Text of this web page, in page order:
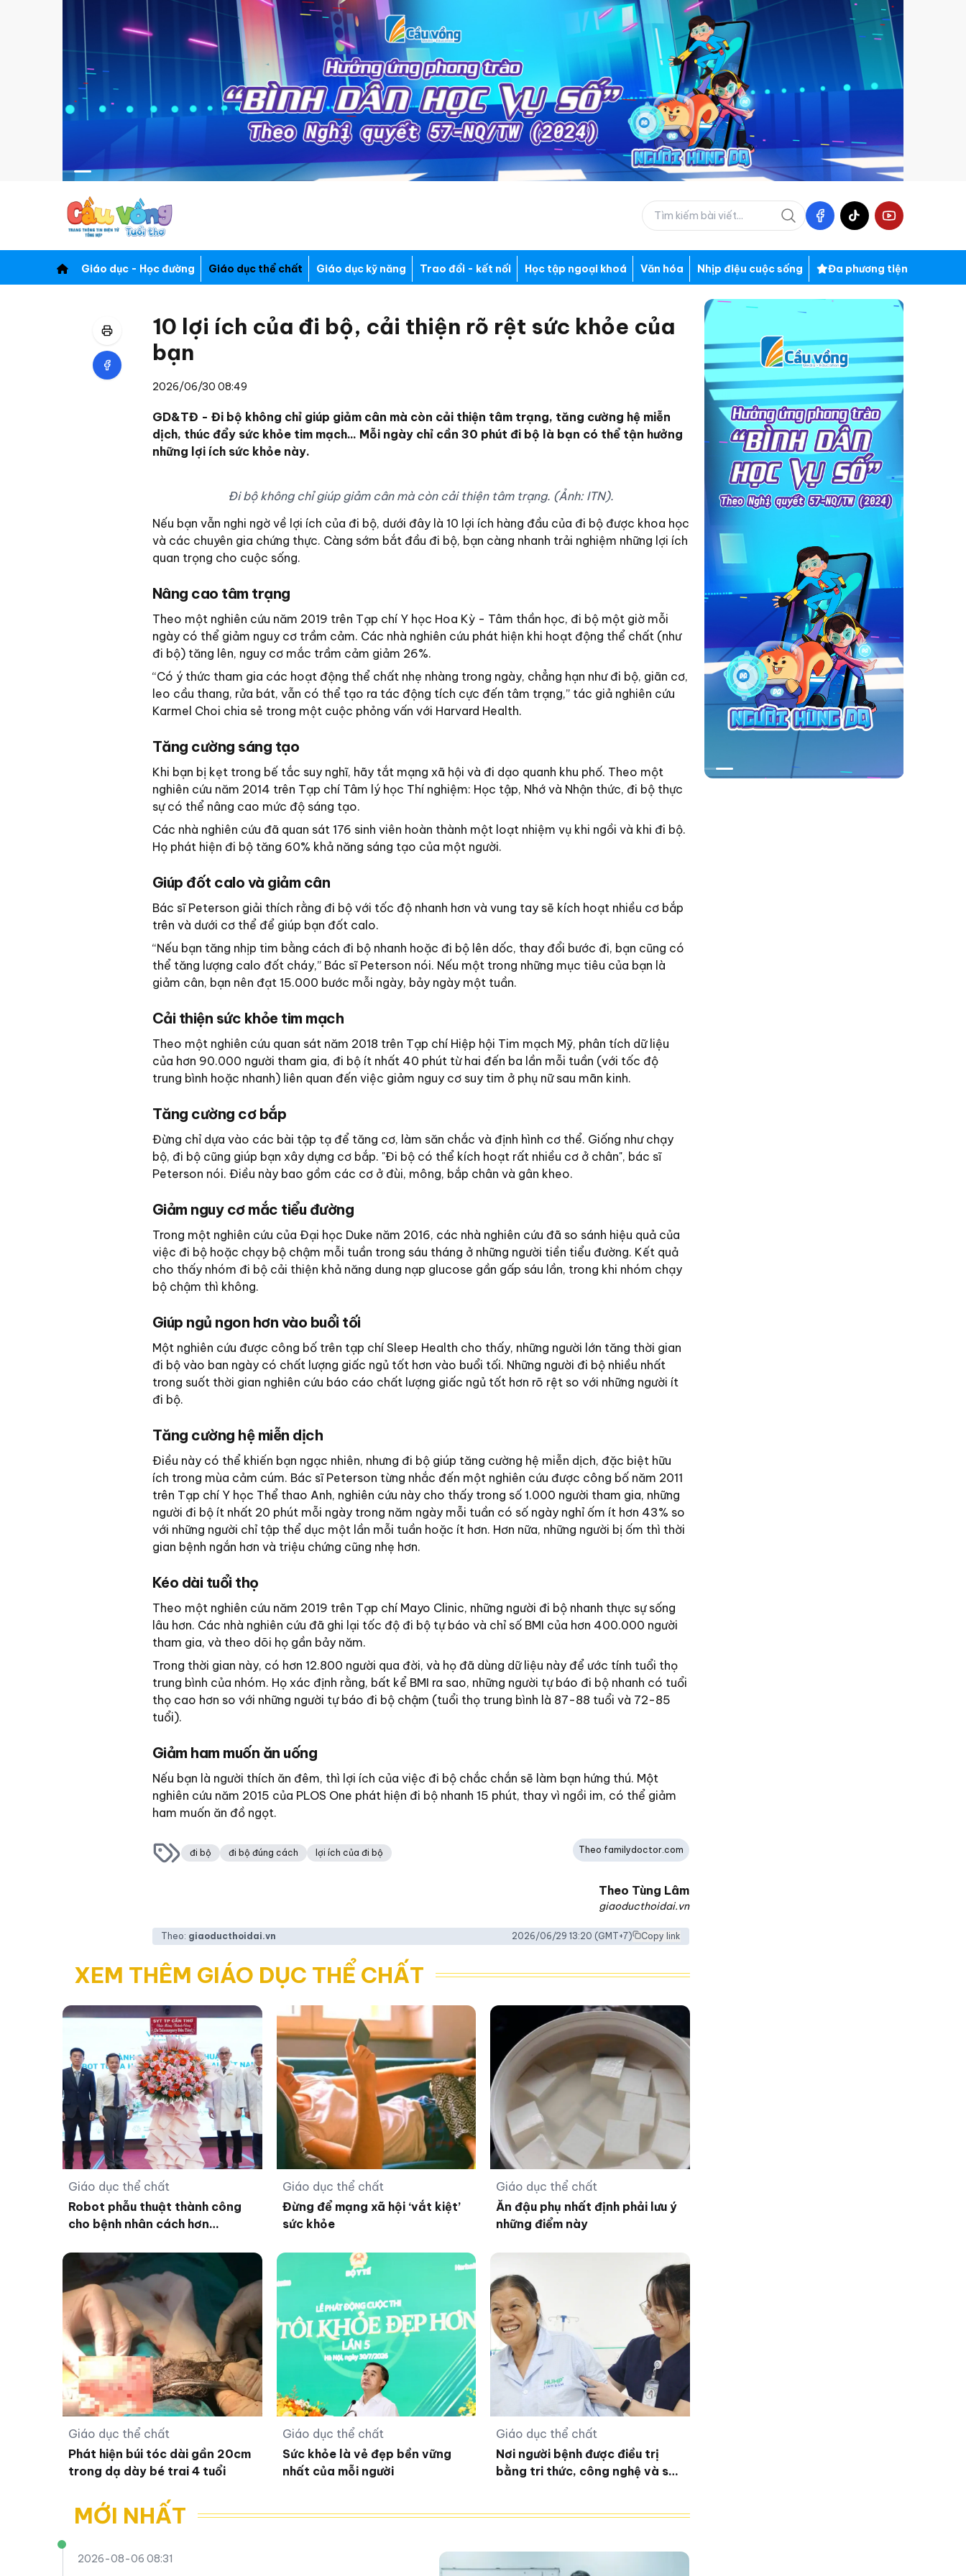
Giáo dục - Học đường Giáo dục thể chất Giáo dục kỹ năng Trao đổi - kết nối Học tập ngoại khoá Văn hóa Nhịp điệu cuộc sống Đa phương tiện
10 lợi ích của đi bộ, cải thiện rõ rệt sức khỏe của
bạn
2026/06/30 08:49
GD&TĐ - Đi bộ không chỉ giúp giảm cân mà còn cải thiện tâm trạng, tăng cường hệ miễn
dịch, thúc đẩy sức khỏe tim mạch... Mỗi ngày chỉ cần 30 phút đi bộ là bạn có thể tận hưởng
những lợi ích sức khỏe này.
Đi bộ không chỉ giúp giảm cân mà còn cải thiện tâm trạng. (Ảnh: ITN).
Nếu bạn vẫn nghi ngờ về lợi ích của đi bộ, dưới đây là 10 lợi ích hàng đầu của đi bộ được khoa học
và các chuyên gia chứng thực. Càng sớm bắt đầu đi bộ, bạn càng nhanh trải nghiệm những lợi ích
quan trọng cho cuộc sống.
Nâng cao tâm trạng
Theo một nghiên cứu năm 2019 trên Tạp chí Y học Hoa Kỳ - Tâm thần học, đi bộ một giờ mỗi
ngày có thể giảm nguy cơ trầm cảm. Các nhà nghiên cứu phát hiện khi hoạt động thể chất (như
đi bộ) tăng lên, nguy cơ mắc trầm cảm giảm 26%.
“Có ý thức tham gia các hoạt động thể chất nhẹ nhàng trong ngày, chẳng hạn như đi bộ, giãn cơ,
leo cầu thang, rửa bát, vẫn có thể tạo ra tác động tích cực đến tâm trạng,” tác giả nghiên cứu
Karmel Choi chia sẻ trong một cuộc phỏng vấn với Harvard Health.
Tăng cường sáng tạo
Khi bạn bị kẹt trong bế tắc suy nghĩ, hãy tắt mạng xã hội và đi dạo quanh khu phố. Theo một
nghiên cứu năm 2014 trên Tạp chí Tâm lý học Thí nghiệm: Học tập, Nhớ và Nhận thức, đi bộ thực
sự có thể nâng cao mức độ sáng tạo.
Các nhà nghiên cứu đã quan sát 176 sinh viên hoàn thành một loạt nhiệm vụ khi ngồi và khi đi bộ.
Họ phát hiện đi bộ tăng 60% khả năng sáng tạo của một người.
Giúp đốt calo và giảm cân
Bác sĩ Peterson giải thích rằng đi bộ với tốc độ nhanh hơn và vung tay sẽ kích hoạt nhiều cơ bắp
trên và dưới cơ thể để giúp bạn đốt calo.
“Nếu bạn tăng nhịp tim bằng cách đi bộ nhanh hoặc đi bộ lên dốc, thay đổi bước đi, bạn cũng có
thể tăng lượng calo đốt cháy,” Bác sĩ Peterson nói. Nếu một trong những mục tiêu của bạn là
giảm cân, bạn nên đạt 15.000 bước mỗi ngày, bảy ngày một tuần.
Cải thiện sức khỏe tim mạch
Theo một nghiên cứu quan sát năm 2018 trên Tạp chí Hiệp hội Tim mạch Mỹ, phân tích dữ liệu
của hơn 90.000 người tham gia, đi bộ ít nhất 40 phút từ hai đến ba lần mỗi tuần (với tốc độ
trung bình hoặc nhanh) liên quan đến việc giảm nguy cơ suy tim ở phụ nữ sau mãn kinh.
Tăng cường cơ bắp
Đừng chỉ dựa vào các bài tập tạ để tăng cơ, làm săn chắc và định hình cơ thể. Giống như chạy
bộ, đi bộ cũng giúp bạn xây dựng cơ bắp. "Đi bộ có thể kích hoạt rất nhiều cơ ở chân", bác sĩ
Peterson nói. Điều này bao gồm các cơ ở đùi, mông, bắp chân và gân kheo.
Giảm nguy cơ mắc tiểu đường
Trong một nghiên cứu của Đại học Duke năm 2016, các nhà nghiên cứu đã so sánh hiệu quả của
việc đi bộ hoặc chạy bộ chậm mỗi tuần trong sáu tháng ở những người tiền tiểu đường. Kết quả
cho thấy nhóm đi bộ cải thiện khả năng dung nạp glucose gần gấp sáu lần, trong khi nhóm chạy
bộ chậm thì không.
Giúp ngủ ngon hơn vào buổi tối
Một nghiên cứu được công bố trên tạp chí Sleep Health cho thấy, những người lớn tăng thời gian
đi bộ vào ban ngày có chất lượng giấc ngủ tốt hơn vào buổi tối. Những người đi bộ nhiều nhất
trong suốt thời gian nghiên cứu báo cáo chất lượng giấc ngủ tốt hơn rõ rệt so với những người ít
đi bộ.
Tăng cường hệ miễn dịch
Điều này có thể khiến bạn ngạc nhiên, nhưng đi bộ giúp tăng cường hệ miễn dịch, đặc biệt hữu
ích trong mùa cảm cúm. Bác sĩ Peterson từng nhắc đến một nghiên cứu được công bố năm 2011
trên Tạp chí Y học Thể thao Anh, nghiên cứu này cho thấy trong số 1.000 người tham gia, những
người đi bộ ít nhất 20 phút mỗi ngày trong năm ngày mỗi tuần có số ngày nghỉ ốm ít hơn 43% so
với những người chỉ tập thể dục một lần mỗi tuần hoặc ít hơn. Hơn nữa, những người bị ốm thì thời
gian bệnh ngắn hơn và triệu chứng cũng nhẹ hơn.
Kéo dài tuổi thọ
Theo một nghiên cứu năm 2019 trên Tạp chí Mayo Clinic, những người đi bộ nhanh thực sự sống
lâu hơn. Các nhà nghiên cứu đã ghi lại tốc độ đi bộ tự báo và chỉ số BMI của hơn 400.000 người
tham gia, và theo dõi họ gần bảy năm.
Trong thời gian này, có hơn 12.800 người qua đời, và họ đã dùng dữ liệu này để ước tính tuổi thọ
trung bình của nhóm. Họ xác định rằng, bất kể BMI ra sao, những người tự báo đi bộ nhanh có tuổi
thọ cao hơn so với những người tự báo đi bộ chậm (tuổi thọ trung bình là 87-88 tuổi và 72-85
tuổi).
Giảm ham muốn ăn uống
Nếu bạn là người thích ăn đêm, thì lợi ích của việc đi bộ chắc chắn sẽ làm bạn hứng thú. Một
nghiên cứu năm 2015 của PLOS One phát hiện đi bộ nhanh 15 phút, thay vì ngồi im, có thể giảm
ham muốn ăn đồ ngọt.
đi bộ đi bộ đúng cách lợi ích của đi bộ Theo familydoctor.com
Theo Tùng Lâm
giaoducthoidai.vn
Theo: giaoducthoidai.vn 2026/06/29 13:20 (GMT+7) Copy link
XEM THÊM GIÁO DỤC THỂ CHẤT
Giáo dục thể chất
Robot phẫu thuật thành công
cho bệnh nhân cách hơn
Giáo dục thể chất
Đừng để mạng xã hội ‘vắt kiệt’
sức khỏe
Giáo dục thể chất
Ăn đậu phụ nhất định phải lưu ý
những điểm này
Giáo dục thể chất
Phát hiện búi tóc dài gần 20cm
trong dạ dày bé trai 4 tuổi
Giáo dục thể chất
Sức khỏe là vẻ đẹp bền vững
nhất của mỗi người
Giáo dục thể chất
Nơi người bệnh được điều trị
bằng tri thức, công nghệ và sự
MỚI NHẤT
2026-08-06 08:31